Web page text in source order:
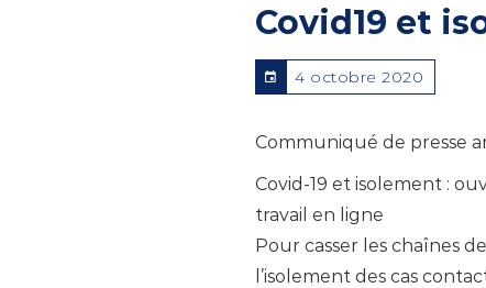
Covid19 et
4 octobre 2020
Communiqué de presse
Covid-19 et isolement :
travail en ligne
Pour casser les chaînes
l’isolement des cas